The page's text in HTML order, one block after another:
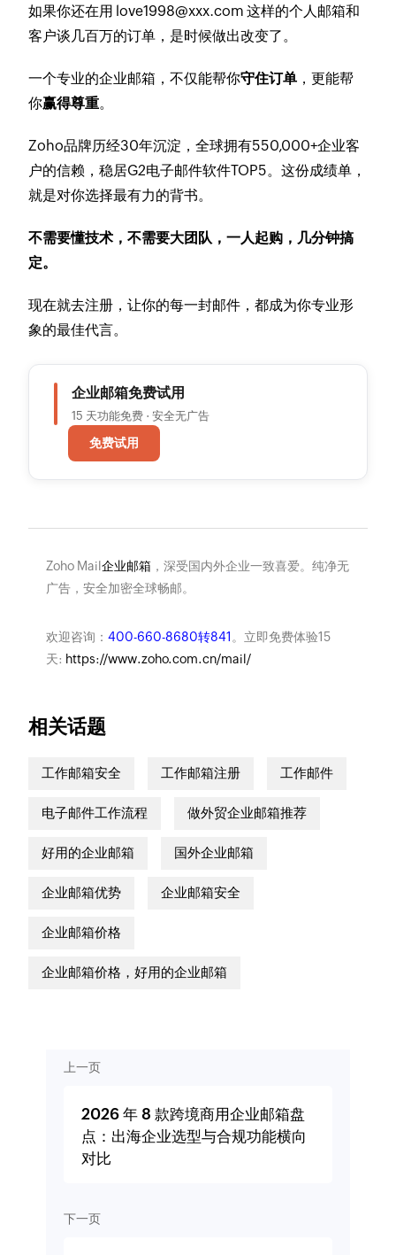
如果你还在用 love1998@xxx.com 这样的个人邮箱和
客户谈几百万的订单，是时候做出改变了。
一个专业的企业邮箱，不仅能帮你守住订单 ，更能帮
你赢得尊重。
Zoho品牌历经30年沉淀，全球拥有550,000+企业客
户的信赖，稳居G2电子邮件软件TOP5。这份成绩单，
就是对你选择最有力的背书。
不需要懂技术，不需要大团队，一人起购，几分钟搞
定。
现在就去注册，让你的每一封邮件，都成为你专业形
象的最佳代言。
企业邮箱免费试用
15 天功能免费 · 安全无广告
免费试用
Zoho Mail企业邮箱，深受国内外企业一致喜爱。纯净无
广告，安全加密全球畅邮。
欢迎咨询： 400-660-8680转841 。立即免费体验15
天: https://www.zoho.com.cn/mail/
相关话题
工作邮箱安全 工作邮箱注册 工作邮件
电子邮件工作流程 做外贸企业邮箱推荐
好用的企业邮箱 国外企业邮箱
企业邮箱优势 企业邮箱安全
企业邮箱价格
企业邮箱价格，好用的企业邮箱
上一页
2026 年 8 款跨境商用企业邮箱盘
点：出海企业选型与合规功能横向
对比
下一页